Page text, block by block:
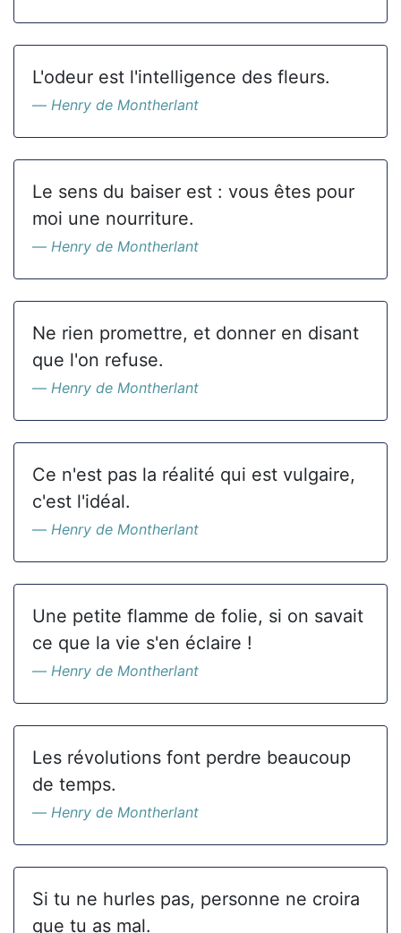
L'odeur est l'intelligence des fleurs.
Henry de Montherlant
Le sens du baiser est : vous êtes pour
moi une nourriture.
Henry de Montherlant
Ne rien promettre, et donner en disant
que l'on refuse.
Henry de Montherlant
Ce n'est pas la réalité qui est vulgaire,
c'est l'idéal.
Henry de Montherlant
Une petite flamme de folie, si on savait
ce que la vie s'en éclaire !
Henry de Montherlant
Les révolutions font perdre beaucoup
de temps.
Henry de Montherlant
Si tu ne hurles pas, personne ne croira
que tu as mal.